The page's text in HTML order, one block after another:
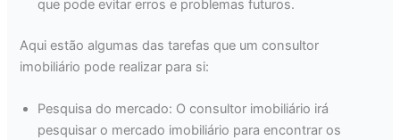
que pode evitar erros e problemas futuros.
Aqui estão algumas das tarefas que um consultor
imobiliário pode realizar para si:
Pesquisa do mercado: O consultor imobiliário irá
pesquisar o mercado imobiliário para encontrar os